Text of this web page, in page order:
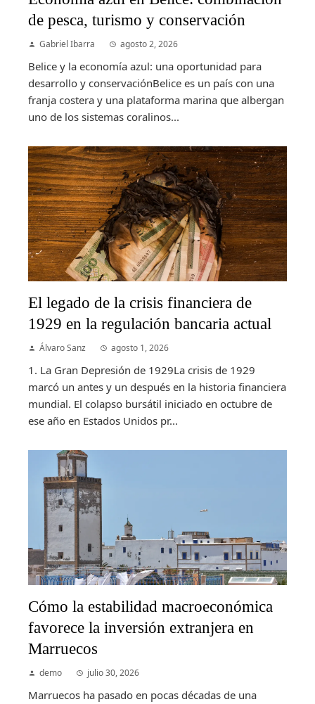
de pesca, turismo y conservación
Gabriel Ibarra agosto 2, 2026
Belice y la economía azul: una oportunidad para
desarrollo y conservaciónBelice es un país con una
franja costera y una plataforma marina que albergan
uno de los sistemas coralinos...
El legado de la crisis financiera de
1929 en la regulación bancaria actual
Álvaro Sanz agosto 1, 2026
1. La Gran Depresión de 1929La crisis de 1929
marcó un antes y un después en la historia financiera
mundial. El colapso bursátil iniciado en octubre de
ese año en Estados Unidos pr...
Cómo la estabilidad macroeconómica
favorece la inversión extranjera en
Marruecos
demo julio 30, 2026
Marruecos ha pasado en pocas décadas de una